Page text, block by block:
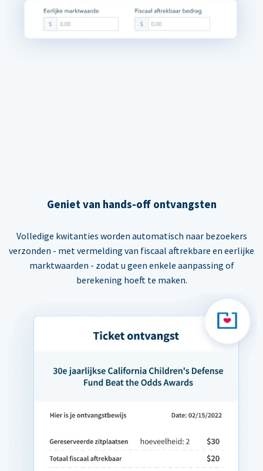
Geniet van hands-off ontvangsten
Volledige kwitanties worden automatisch naar bezoekers
verzonden - met vermelding van fiscaal aftrekbare en eerlijke
marktwaarden - zodat u geen enkele aanpassing of
berekening hoeft te maken.